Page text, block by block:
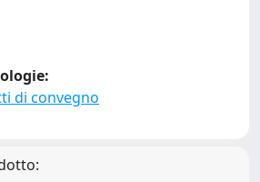
di convegno